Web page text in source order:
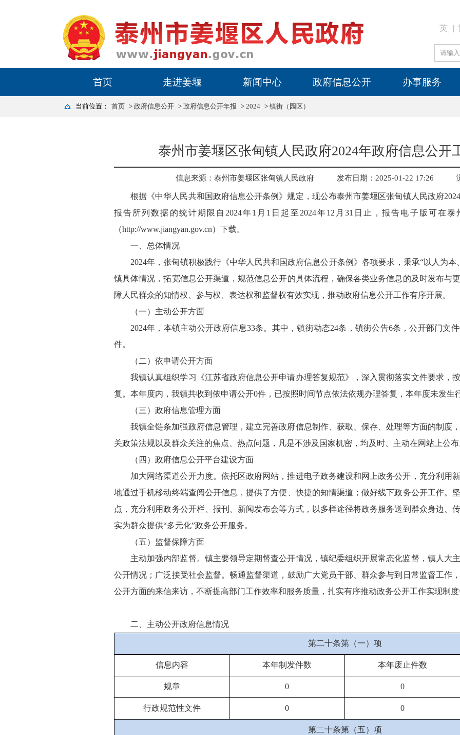
英
首页 走进姜堰 新闻中心 政府信息公开 办事服务
当前位置： 首页 > 政府信息公开 > 政府信息公开年报 > 2024 > 镇街（园区）
泰州市姜堰区张甸镇人民政府2024年政府信息公开
信息来源：泰州市姜堰区张甸镇人民政府 发布日期：2025-01-22 17:26
根据《中华人民共和国政府信息公开条例》规定，现公布泰州市姜堰区张甸镇人民政府
报告所列数据的统计期限自2024年1月1日起至2024年12月31日止，报告电子版可在
（http://www.jiangyan.gov.cn）下载。
一、总体情况
2024年，张甸镇积极践行《中华人民共和国政府信息公开条例》各项要求，秉承“以人为
镇具体情况，拓宽信息公开渠道，规范信息公开的具体流程，确保各类业务信息的及时发布与
障人民群众的知情权、参与权、表达权和监督权有效实现，推动政府信息公开工作有序开展。
（一）主动公开方面
2024年，本镇主动公开政府信息33条。其中，镇街动态24条，镇街公告6条，公开部门文
件。
（二）依申请公开方面
我镇认真组织学习《江苏省政府信息公开申请办理答复规范》，深入贯彻落实文件要求，
复。本年度内，我镇共收到依申请公开0件，已按照时间节点依法依规办理答复，本年度未发生
（三）政府信息管理方面
我镇全链条加强政府信息管理，建立完善政府信息制作、获取、保存、处理等方面的制度
关政策法规以及群众关注的焦点、热点问题，凡是不涉及国家机密，均及时、主动在网站上公
（四）政府信息公开平台建设方面
加大网络渠道公开力度。依托区政府网站，推进电子政务建设和网上政务公开，充分利用
地通过手机移动终端查阅公开信息，提供了方便、快捷的知情渠道；做好线下政务公开工作。
点，充分利用政务公开栏、报刊、新闻发布会等方式，以多样途径将政务服务送到群众身边、
实为群众提供“多元化”政务公开服务。
（五）监督保障方面
主动加强内部监督。镇主要领导定期督查公开情况，镇纪委组织开展常态化监督，镇人大
公开情况；广泛接受社会监督。畅通监督渠道，鼓励广大党员干部、群众参与到日常监督工作
公开方面的来信来访，不断提高部门工作效率和服务质量，扎实有序推动政务公开工作实现制
二、主动公开政府信息情况
第二十条第（一）项
信息内容 本年制发件数 本年废止件数
规章 0 0
行政规范性文件 0 0
第二十条第（五）项